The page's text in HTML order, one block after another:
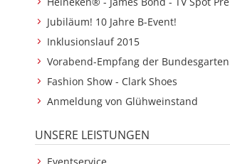
Jubiläum! 10 Jahre B-Event!
Inklusionslauf 2015
Vorabend-Empfang der Bundesgartenschau 2015
Fashion Show - Clark Shoes
Anmeldung von Glühweinstand
UNSERE LEISTUNGEN